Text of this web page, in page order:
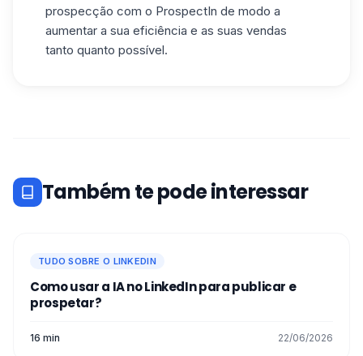
prospecção com o ProspectIn de modo a
aumentar a sua eficiência e as suas vendas
tanto quanto possível.
Também te pode interessar
TUDO SOBRE O LINKEDIN
Como usar a IA no LinkedIn para publicar e
prospetar?
16 min 22/06/2026